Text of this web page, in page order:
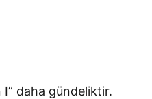
I” daha gündeliktir.